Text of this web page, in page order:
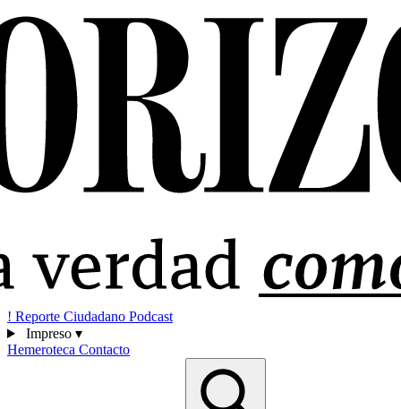
! Reporte Ciudadano Podcast
Impreso ▾
Hemeroteca Contacto